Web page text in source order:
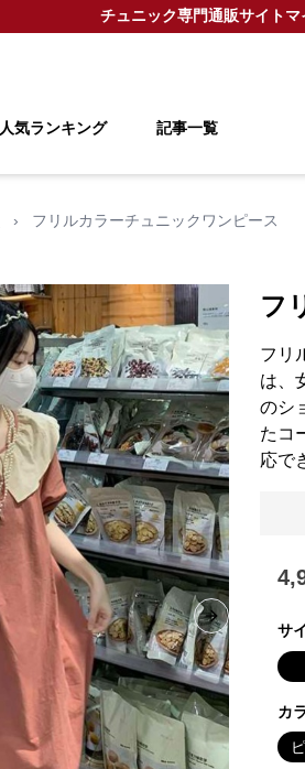
チュニック専門通販サイトマ
人気ランキング 記事一覧
› フリルカラーチュニックワンピース
Next slide
フ
フリ
は、
のシ
たコ
応で
サ
カ